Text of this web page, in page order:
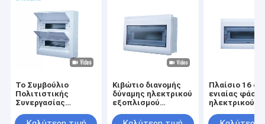
Το Συμβούλιο
Πολιτιστικής
Συνεργασίας
ηλεκτρικό
Κιβώτιο διανομής
δύναμης ηλεκτρικού
εξοπλισμού
πλαστικό
Πλαίσιο 16
ενιαίας
ηλεκτρικού
ηλεκτρικός